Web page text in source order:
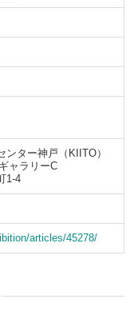
ター神戸（KIITO）
ャラリーC
1-4
articles/45278/